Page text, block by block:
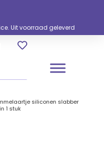
Uit voorraad geleverd
siliconen slabber
1 stuk